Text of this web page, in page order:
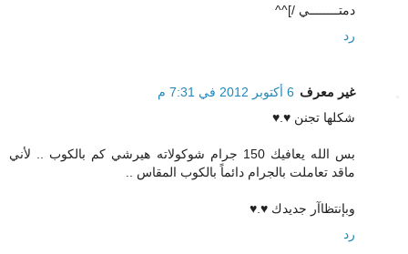
دمتــــــــي /]^^
رد
غير معرف 6 أكتوبر 2012 في 7:31 م
شكلها تجنن ♥.♥
بس الله يعافيك 150 جرام شوكولاته هيرشي كم بالكوب .. لأني
ماقد تعاملت بالجرام دائماً بالكوب المقاس ..
وبإنتظاآر جديدك ♥.♥
رد